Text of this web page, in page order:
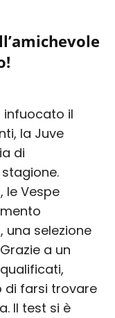
infuocato il
la Juve
di
le Vespe
una selezione
a un
di farsi trovare
Il test si è